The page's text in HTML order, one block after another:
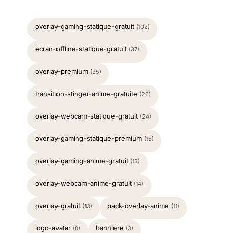
overlay-gaming-statique-gratuit (102)
ecran-offline-statique-gratuit (37)
overlay-premium (35)
transition-stinger-anime-gratuite (26)
overlay-webcam-statique-gratuit (24)
overlay-gaming-statique-premium (15)
overlay-gaming-anime-gratuit (15)
overlay-webcam-anime-gratuit (14)
overlay-gratuit (13) pack-overlay-anime (11)
logo-avatar (8) banniere (3)